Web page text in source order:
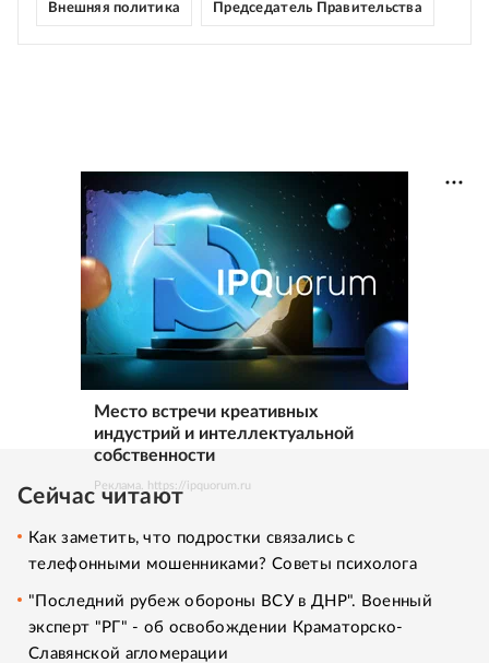
Внешняя политика Председатель Правительства
Место встречи креативных
индустрий и интеллектуальной
собственности
Реклама. https://ipquorum.ru
Сейчас читают
Как заметить, что подростки связались с
телефонными мошенниками? Советы психолога
"Последний рубеж обороны ВСУ в ДНР". Военный
эксперт "РГ" - об освобождении Краматорско-
Славянской агломерации